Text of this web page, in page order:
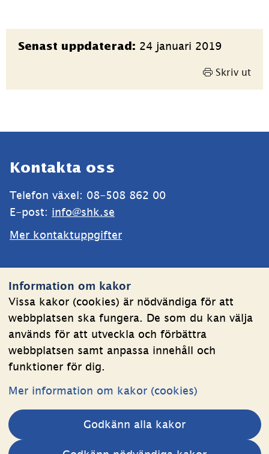
Information om kakor
Vissa kakor (cookies) är nödvändiga för att
webbplatsen ska fungera. De som du kan välja
används för att utveckla och förbättra
webbplatsen samt anpassa innehåll och
funktioner för dig.
Mer information om kakor (cookies)
Godkänn alla kakor
Sidinformation
Senast uppdaterad: 24 januari 2019
Skriv ut
Kontakta oss
Telefon växel: 08-508 862 00
E-post: info@shk.se
Mer kontaktuppgifter
Om kakor
Behandling av personuppgifter
Tillgänglighetsredogörelse
Följ oss
LinkedIn
(länk